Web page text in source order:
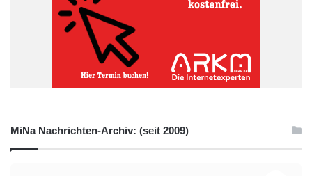
MiNa Nachrichten-Archiv: (seit 2009)